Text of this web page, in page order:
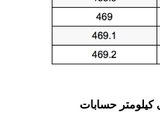
كيلومتر حسابات